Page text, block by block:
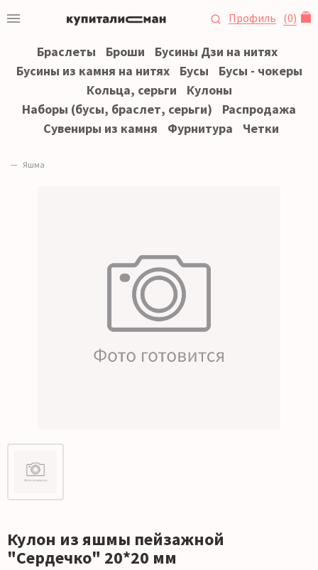
Профиль (0)
Браслеты Броши
Бусины Дзи на нитях
Бусины из камня на нитях
Бусы
Бусы - чокеры
Кольца, серьги
Кулоны
Наборы (бусы, браслет, серьги)
Распродажа
Сувениры из камня
Фурнитура Четки
Яшма
Кулон из яшмы пейзажной
"Сердечко" 20*20 мм